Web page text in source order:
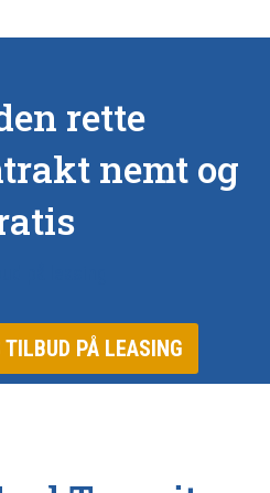
rette
nemt og
TILBUD PÅ LEASING